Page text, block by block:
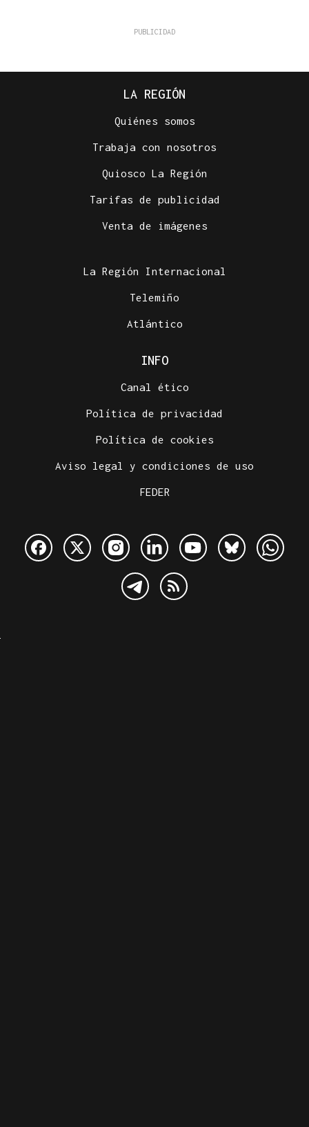
LA REGIÓN
Quiénes somos
Trabaja con nosotros
Quiosco La Región
Tarifas de publicidad
Venta de imágenes
La Región Internacional
Telemiño
Atlántico
INFO
Canal ético
Política de privacidad
Política de cookies
Aviso legal y condiciones de uso
FEDER